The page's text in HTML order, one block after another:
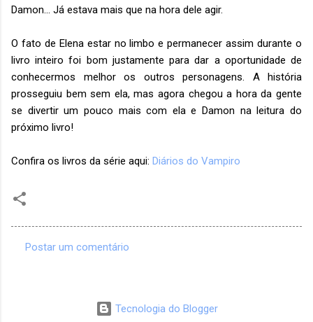
Damon... Já estava mais que na hora dele agir.
O fato de Elena estar no limbo e permanecer assim durante o
livro inteiro foi bom justamente para dar a oportunidade de
conhecermos melhor os outros personagens. A história
prosseguiu bem sem ela, mas agora chegou a hora da gente
se divertir um pouco mais com ela e Damon na leitura do
próximo livro!
Confira os livros da série aqui: Diários do Vampiro
Postar um comentário
Tecnologia do Blogger